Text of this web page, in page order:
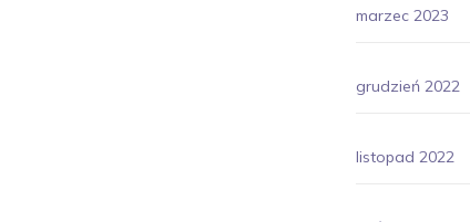
marzec 2023
grudzień 2022
listopad 2022